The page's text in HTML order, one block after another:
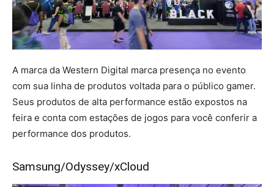
A marca da Western Digital marca presença no evento
com sua linha de produtos voltada para o público gamer.
Seus produtos de alta performance estão expostos na
feira e conta com estações de jogos para você conferir a
performance dos produtos.
Samsung/Odyssey/xCloud